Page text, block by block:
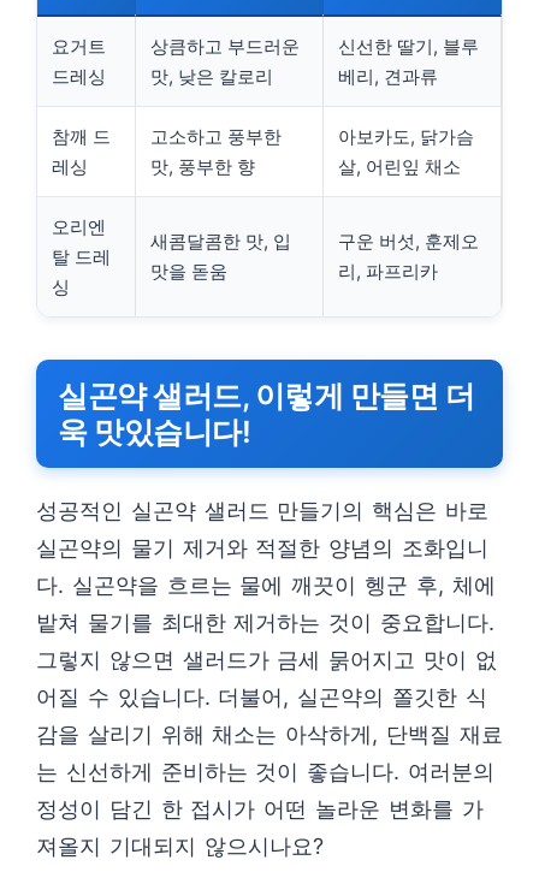
요거트
드레싱
상큼하고 부드러운
맛, 낮은 칼로리
신선한 딸기, 블루
베리, 견과류
참깨 드
레싱
고소하고 풍부한
맛, 풍부한 향
아보카도, 닭가슴
살, 어린잎 채소
오리엔
탈 드레
싱
새콤달콤한 맛, 입
맛을 돋움
구운 버섯, 훈제오
리, 파프리카
실곤약 샐러드, 이렇게 만들면 더
욱 맛있습니다!
성공적인 실곤약 샐러드 만들기의 핵심은 바로
실곤약의 물기 제거와 적절한 양념의 조화입니
다. 실곤약을 흐르는 물에 깨끗이 헹군 후, 체에
밭쳐 물기를 최대한 제거하는 것이 중요합니다.
그렇지 않으면 샐러드가 금세 묽어지고 맛이 없
어질 수 있습니다. 더불어, 실곤약의 쫄깃한 식
감을 살리기 위해 채소는 아삭하게, 단백질 재료
는 신선하게 준비하는 것이 좋습니다. 여러분의
정성이 담긴 한 접시가 어떤 놀라운 변화를 가
져올지 기대되지 않으시나요?